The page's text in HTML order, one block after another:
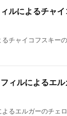
ルによるチャ
チャイコフスキー
ィルによるエ
るエルガーのチェ